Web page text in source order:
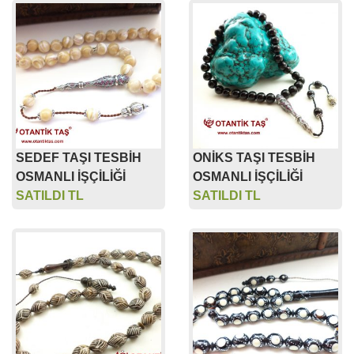
SEDEF TAŞI TESBİH
OSMANLI İŞÇİLİĞİ
SATILDI TL
ONİKS TAŞI TESBİH
OSMANLI İŞÇİLİĞİ
SATILDI TL